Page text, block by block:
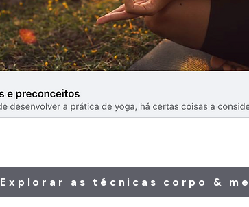
Explorar as técnicas corpo &